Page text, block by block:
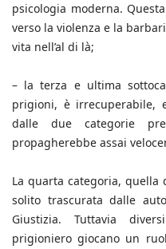
psicologia moderna.
verso la violenza e la
vita nell’al di là;
– la terza e ultima
prigioni, è irrecuperabile,
dalle due categorie
propagherebbe assai
La quarta categoria,
solito trascurata dalle
Giustizia. Tuttavia
prigioniero giocano un